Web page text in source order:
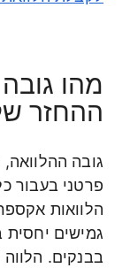
מהו
ההחזר
גובה
פרטני בעבור
הלוואות
גמישים יחסית
בבנקים.